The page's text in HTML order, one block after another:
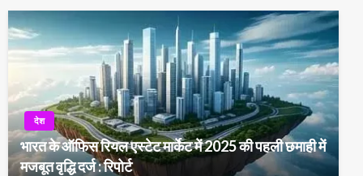
देश
भारत के ऑफिस रियल एस्टेट मार्केट में 2025 की पहली छमाही में
मजबूत वृद्धि दर्ज : रिपोर्ट